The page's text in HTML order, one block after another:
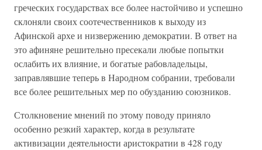
греческих государствах все более настойчиво и успешно
склоняли своих соотечественников к выходу из
Афинской архе и низвержению демократии. В ответ на
это афиняне решительно пресекали любые попытки
ослабить их влияние, и богатые рабовладельцы,
заправлявшие теперь в Народном собрании, требовали
все более решительных мер по обузданию союзников.
Столкновение мнений по этому поводу приняло
особенно резкий характер, когда в результате
активизации деятельности аристократии в 428 году